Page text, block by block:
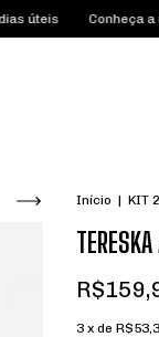
Conheça a nossa linha
Início | KIT
3 x de